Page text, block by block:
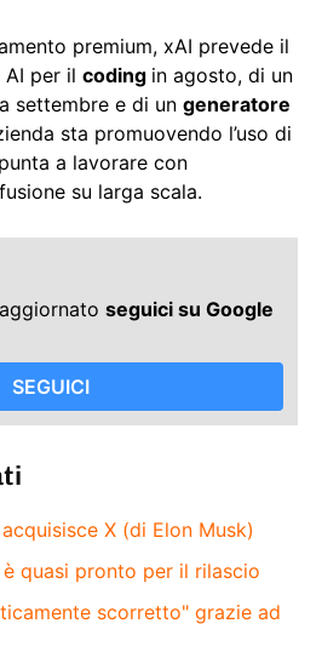
premium, xAI prevede il
per il coding in agosto, di un
a settembre e di un generatore
sta promuovendo l’uso di
a lavorare con
su larga scala.
seguici su Google
SEGUICI
X (di Elon Musk)
quasi pronto per il rilascio
scorretto" grazie ad